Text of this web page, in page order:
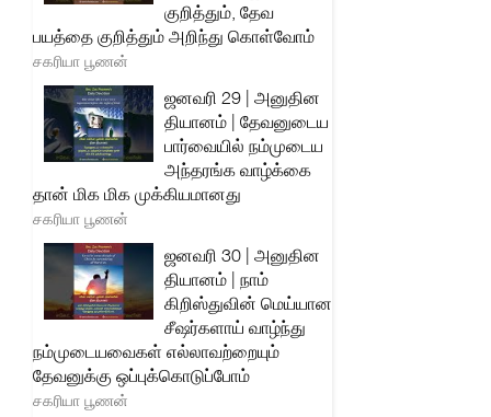
குறித்தும், தேவ
பயத்தை குறித்தும் அறிந்து கொள்வோம்
சகரியா பூணன்
ஜனவரி 29 | அனுதின
தியானம் | தேவனுடைய
பார்வையில் நம்முடைய
அந்தரங்க வாழ்க்கை
தான் மிக மிக முக்கியமானது
சகரியா பூணன்
ஜனவரி 30 | அனுதின
தியானம் | நாம்
கிறிஸ்துவின் மெய்யான
சீஷர்களாய் வாழ்ந்து
நம்முடையவைகள் எல்லாவற்றையும்
தேவனுக்கு ஒப்புக்கொடுப்போம்
சகரியா பூணன்